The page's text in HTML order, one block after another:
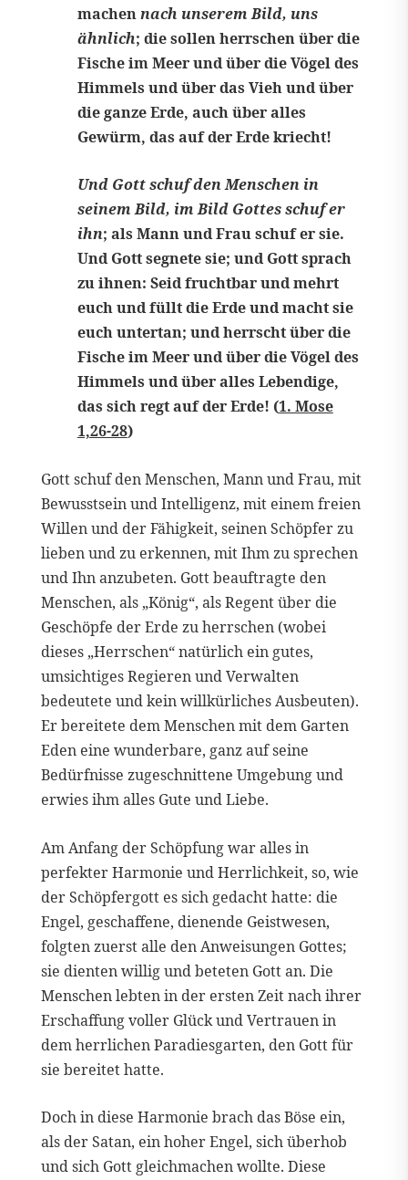
machennach unserem Bild, uns
ähnlich; die sollen herrschen über die
Fische im Meer und über die Vögel des
Himmels und über das Vieh und über
die ganze Erde, auch über alles
Gewürm, das auf der Erde kriecht!
Und Gott schuf den Menschen in
seinem Bild, im Bild Gottes schuf er
ihn; als Mann und Frau schuf er sie.
Und Gott segnete sie; und Gott sprach
zu ihnen: Seid fruchtbar und mehrt
euch und füllt die Erde und macht sie
euch untertan; und herrscht über die
Fische im Meer und über die Vögel des
Himmels und über alles Lebendige,
das sich regt auf der Erde! (1. Mose
1,26-28)
Gott schuf den Menschen, Mann und Frau, mit
Bewusstsein und Intelligenz, mit einem freien
Willen und der Fähigkeit, seinen Schöpfer zu
lieben und zu erkennen, mit Ihm zu sprechen
und Ihn anzubeten. Gott beauftragte den
Menschen, als „König“, als Regent über die
Geschöpfe der Erde zu herrschen (wobei
dieses „Herrschen“ natürlich ein gutes,
umsichtiges Regieren und Verwalten
bedeutete und kein willkürliches Ausbeuten).
Er bereitete dem Menschen mit dem Garten
Eden eine wunderbare, ganz auf seine
Bedürfnisse zugeschnittene Umgebung und
erwies ihm alles Gute und Liebe.
Am Anfang der Schöpfung war alles in
perfekter Harmonie und Herrlichkeit, so, wie
der Schöpfergott es sich gedacht hatte: die
Engel, geschaffene, dienende Geistwesen,
folgten zuerst alle den Anweisungen Gottes;
sie dienten willig und beteten Gott an. Die
Menschen lebten in der ersten Zeit nach ihrer
Erschaffung voller Glück und Vertrauen in
dem herrlichen Paradiesgarten, den Gott für
sie bereitet hatte.
Doch in diese Harmonie brach das Böse ein,
als der Satan, ein hoher Engel, sich überhob
und sich Gott gleichmachen wollte. Diese